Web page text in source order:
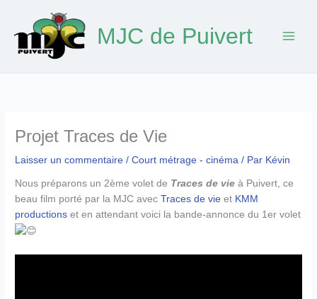
contenu
MJC de Puivert
Projet Traces de Vie
Laisser un commentaire /Court métrage - cinéma / Par Kévin
Nous préparons un 2ème volet de Traces de vie à Puivert, ce
beau film porté par la MJC avecTraces de vie et KMM
productions et en attendant voici la bande-annonce du 1er volet